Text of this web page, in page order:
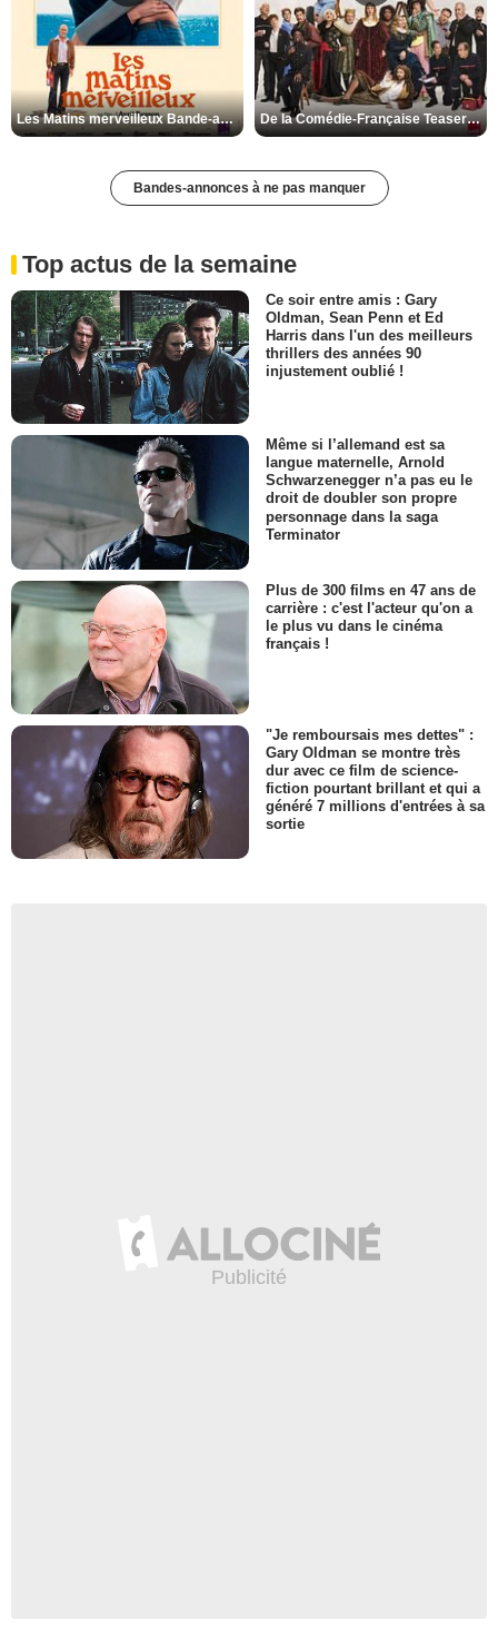
Les Matins merveilleux Bande-annonce VF De la Comédie-Française Teaser VF
Bandes-annonces à ne pas manquer
Top actus de la semaine
Ce soir entre amis : Gary
Oldman, Sean Penn et Ed
Harris dans l'un des meilleurs
thrillers des années 90
injustement oublié !
Même si l’allemand est sa
langue maternelle, Arnold
Schwarzenegger n’a pas eu le
droit de doubler son propre
personnage dans la saga
Terminator
Plus de 300 films en 47 ans de
carrière : c'est l'acteur qu'on a
le plus vu dans le cinéma
français !
"Je remboursais mes dettes" :
Gary Oldman se montre très
dur avec ce film de science-
fiction pourtant brillant et qui a
généré 7 millions d'entrées à sa
sortie